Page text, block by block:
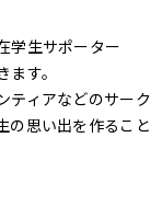
学生サポーター
す。
ティアなどのサーク
の思い出を作ること